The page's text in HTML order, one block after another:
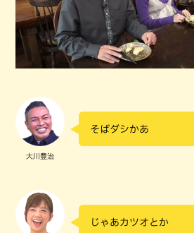
大川豊治
そばダシかあ
じゃあカツオとか